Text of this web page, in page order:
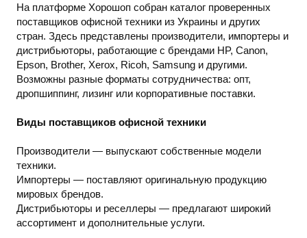
На платформе Хорошоп собран каталог проверенных
поставщиков офисной техники из Украины и других
стран. Здесь представлены производители, импортеры и
дистрибьюторы, работающие с брендами HP, Canon,
Epson, Brother, Xerox, Ricoh, Samsung и другими.
Возможны разные форматы сотрудничества: опт,
дропшиппинг, лизинг или корпоративные поставки.
Виды поставщиков офисной техники
Производители — выпускают собственные модели
техники.
Импортеры — поставляют оригинальную продукцию
мировых брендов.
Дистрибьюторы и реселлеры — предлагают широкий
ассортимент и дополнительные услуги.